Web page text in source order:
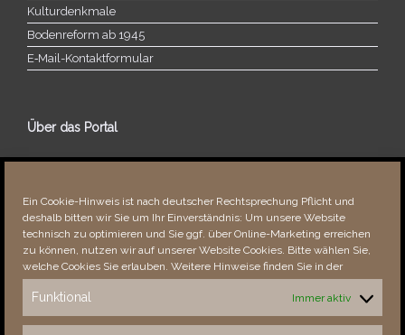
Ein Cookie-Hinweis ist nach deutscher Rechtsprechung Pflicht und
deshalb bitten wir Sie um Ihr Einverständnis: Um unsere Website
technisch zu optimieren und Sie ggf. über Online-Marketing erreichen
zu können, nutzen wir auf unserer Website Cookies. Bitte wählen Sie,
welche Cookies Sie erlauben. Weitere Hinweise finden Sie in der
Funktional Immer aktiv
Kulturdenkmale
Bodenreform ab 1945
E‑Mail-​​Kontaktformular
Über das Portal
Über dieses Portal
Fehler bemerkt?
Besucher seit 08/​2021